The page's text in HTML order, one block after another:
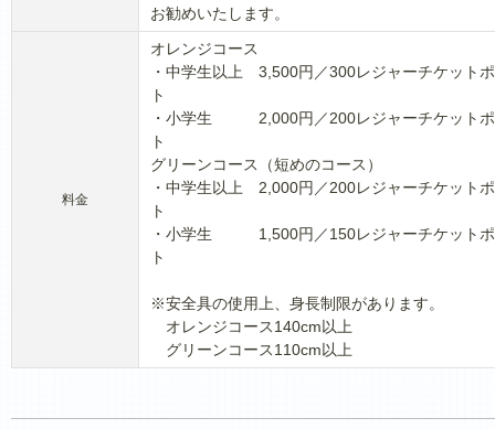
お勧めいたします。
料金
オレンジコース
・中学生以上 3,500円／300レジャーチケット
ト
・小学生 2,000円／200レジャーチケットポ
ト
グリーンコース（短めのコース）
・中学生以上 2,000円／200レジャーチケット
ト
・小学生 1,500円／150レジャーチケットポ
ト
※安全具の使用上、身長制限があります。
オレンジコース140cm以上
グリーンコース110cm以上